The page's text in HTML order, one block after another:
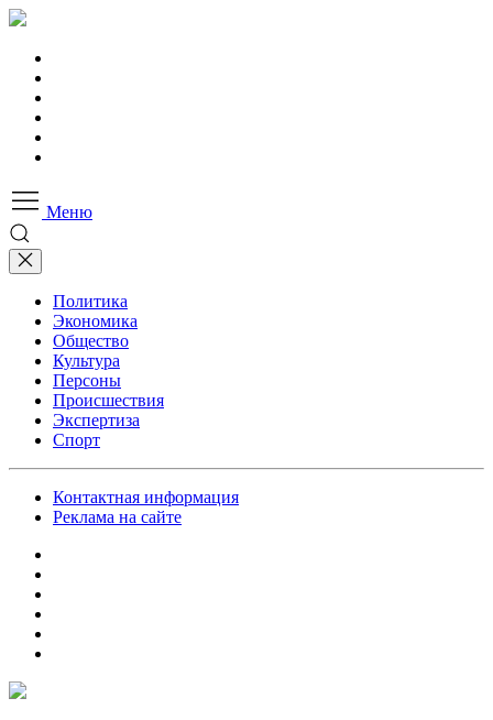
Меню
Политика
Экономика
Общество
Культура
Персоны
Происшествия
Экспертиза
Спорт
Контактная информация
Реклама на сайте